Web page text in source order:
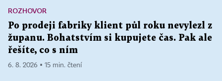
ROZHOVOR
Po prodeji fabriky klient půl roku nevylezl z
županu. Bohatstvím si kupujete čas. Pak ale
řešíte, co s ním
6. 8. 2026 ▪ 15 min. čtení